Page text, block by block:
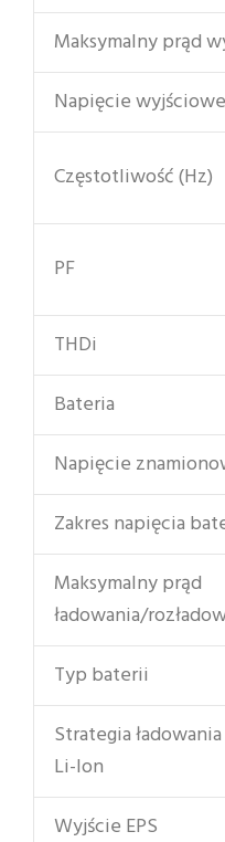
Maksymalny prąd
Napięcie
Częstotliwość (Hz)
PF
THDi
Bateria
Napięcie
Zakres napięcia
Maksymalny prąd
ładowania/
Typ baterii
Strategia
Li-Ion
Wyjście EPS